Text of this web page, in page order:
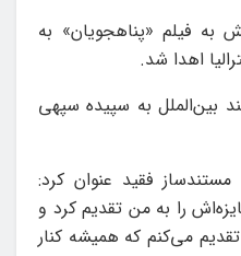
فیلم «پناهجویان» به
اهدا شد.
بین‌الملل به سپیده سپهی
فقید عنوان کرد:
را به من تقدیم کرد و
می‌کنم که همیشه کنار